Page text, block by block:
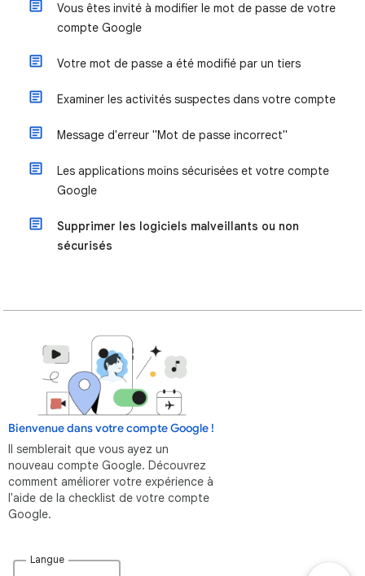
Vous êtes invité à modifier le mot de passe de votre
compte Google
Votre mot de passe a été modifié par un tiers
Examiner les activités suspectes dans votre compte
Message d'erreur "Mot de passe incorrect"
Les applications moins sécurisées et votre compte
Google
Supprimer les logiciels malveillants ou non
sécurisés
Bienvenue dans votre compte Google !
Il semblerait que vous ayez un
nouveau compte Google. Découvrez
comment améliorer votre expérience à
l'aide de la checklist de votre compte
Google.
Langue